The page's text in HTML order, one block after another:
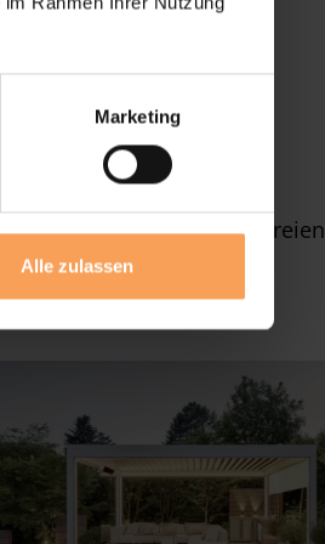
Marketing
Alle zulassen
Sie das Leben im Freien